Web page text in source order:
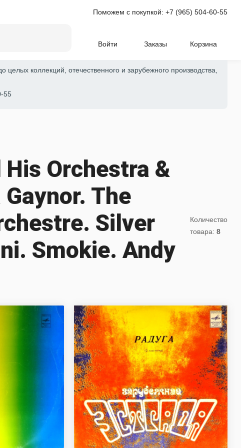
Поможем с покупкой:+7 (965) 504-60-55
Войти Заказы Корзина
коллекций, отечественного и зарубежного производства,
55
Orchestra &
The
Silver
Smokie. Andy
Количество
товара:8